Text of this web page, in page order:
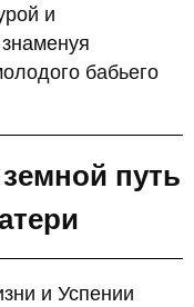
и
бабьего
путь
и Успении